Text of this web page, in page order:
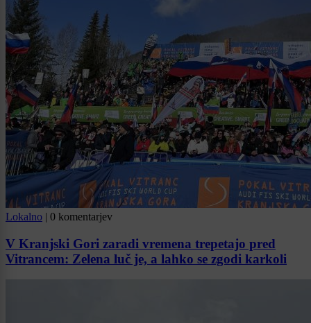
Lokalno | 0 komentarjev
V Kranjski Gori zaradi vremena trepetajo pred
Vitrancem: Zelena luč je, a lahko se zgodi karkoli